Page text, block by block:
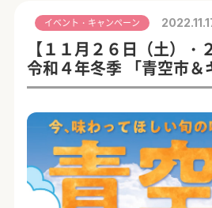
イベント・キャンペーン
【１１月２６日（土）・
令和４年冬季 「青空市＆